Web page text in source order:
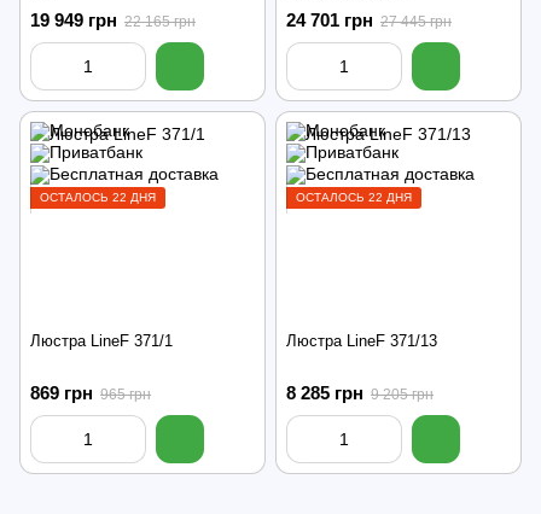
19 949 грн 22 165 грн 24 701 грн 27 445 грн
ОСТАЛОСЬ 22 ДНЯ
Люстра LineF 371/1
869 грн 965 грн
ОСТАЛОСЬ 22 ДНЯ
Люстра LineF 371/13
8 285 грн 9 205 грн